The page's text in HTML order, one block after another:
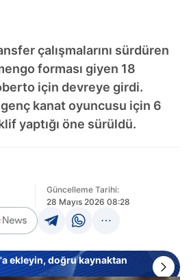
çalışmalarını sürdüren
forması giyen 18
için devreye girdi.
kanat oyuncusu için 6
yaptığı öne sürüldü.
Güncelleme Tarihi:
28 Mayıs 2026 08:28
ekleyin, doğru kaynaktan